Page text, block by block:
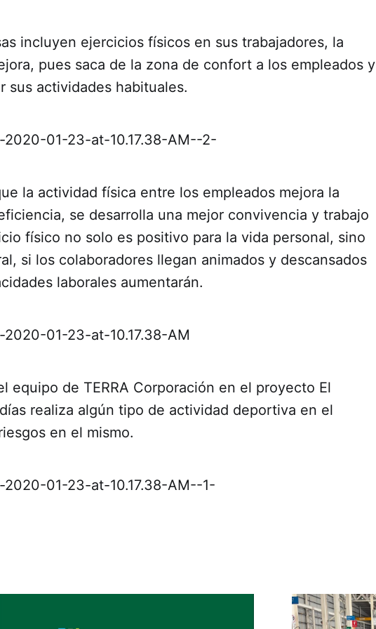
incluyen ejercicios físicos en sus trabajadores, la
pues saca de la zona de confort a los empleados y
sus actividades habituales.
la actividad física entre los empleados mejora la
se desarrolla una mejor convivencia y trabajo
físico no solo es positivo para la vida personal, sino
si los colaboradores llegan animados y descansados
laborales aumentarán.
equipo de TERRA Corporación en el proyecto El
realiza algún tipo de actividad deportiva en el
en el mismo.